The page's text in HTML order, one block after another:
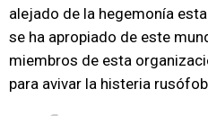
alejado de la hegemonía
se ha apropiado de este
miembros de esta
para avivar la histeria